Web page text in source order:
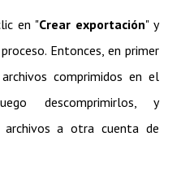
en "Crear exportación" y
Entonces, en primer
comprimidos en el
descomprimirlos, y
a otra cuenta de